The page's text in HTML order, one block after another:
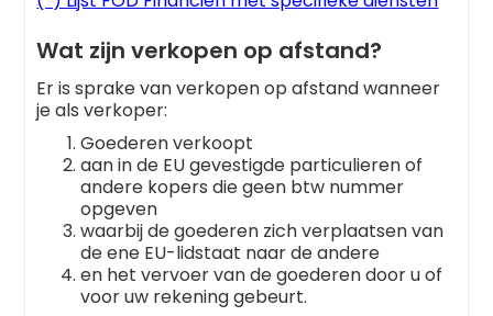
Wat zijn verkopen op afstand?
Er is sprake van verkopen op afstand wanneer
je als verkoper:
Goederen verkoopt
aan in de EU gevestigde particulieren of
andere kopers die geen btw nummer
opgeven
waarbij de goederen zich verplaatsen van
de ene EU-lidstaat naar de andere
en het vervoer van de goederen door u of
voor uw rekening gebeurt.